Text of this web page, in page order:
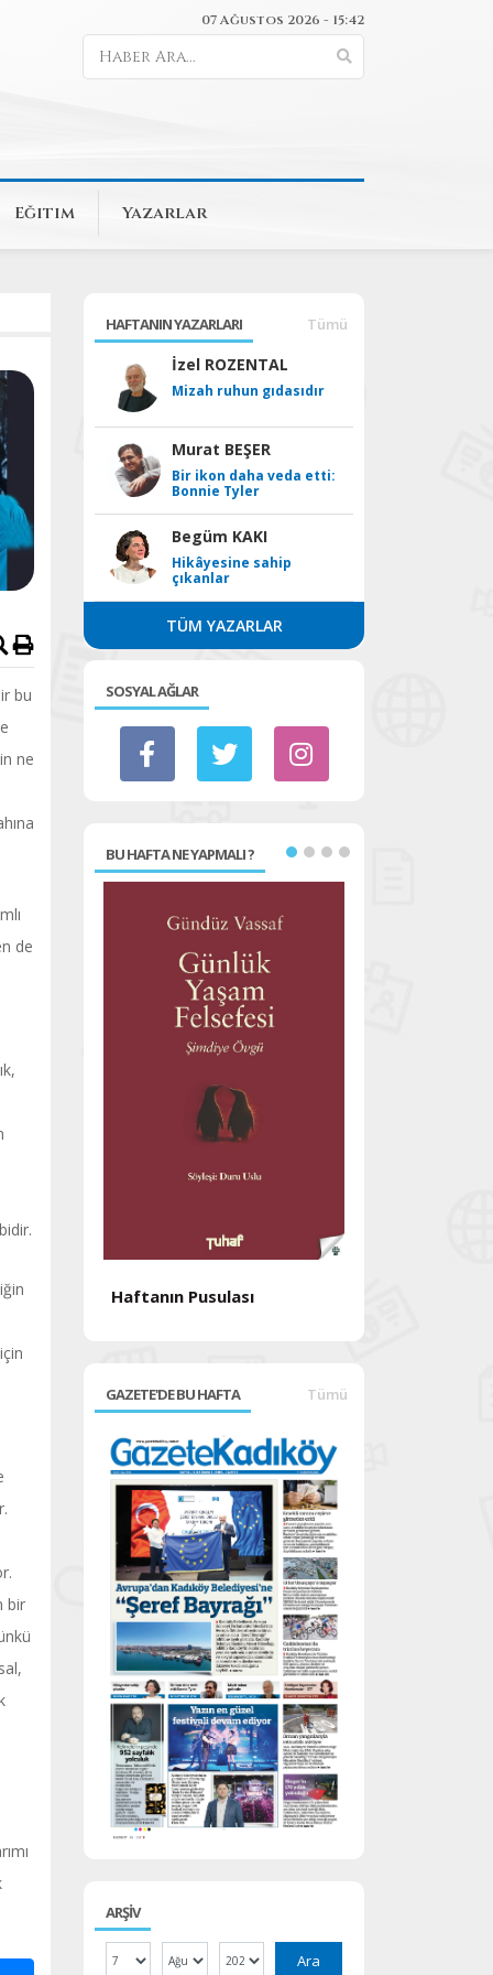
07 Ağustos 2026 - 15:42
Eğitim Yazarlar
bu
ne
de
bir
HAFTANIN YAZARLARI Tümü
İzel ROZENTAL
Mizah ruhun gıdasıdır
Murat BEŞER
Bir ikon daha veda etti:
Bonnie Tyler
Begüm KAKI
Hikâyesine sahip
çıkanlar
TÜM YAZARLAR
SOSYAL AĞLAR
BU HAFTA NE YAPMALI ?
Haftanın Pusulası
GAZETE'DE BU HAFTA Tümü
ARŞİV
Ara